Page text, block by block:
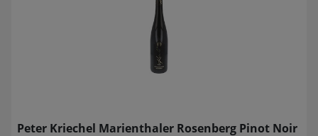
Peter Kriechel Marienthaler Rosenberg Pinot Noir